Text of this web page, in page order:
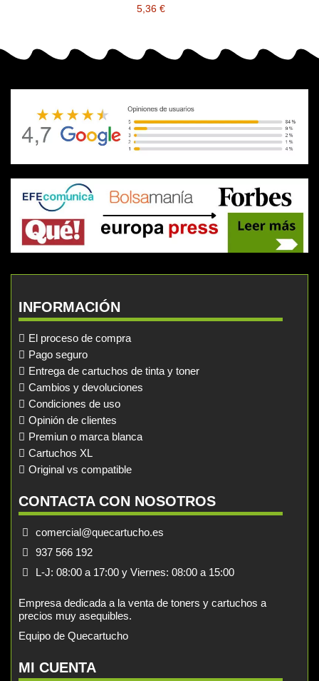
5,36 €
INFORMACIÓN
El proceso de compra
Pago seguro
Entrega de cartuchos de tinta y toner
Cambios y devoluciones
Condiciones de uso
Opinión de clientes
Premiun o marca blanca
Cartuchos XL
Original vs compatible
CONTACTA CON NOSOTROS
comercial@quecartucho.es
937 566 192
L-J: 08:00 a 17:00 y Viernes: 08:00 a 15:00
Empresa dedicada a la venta de toners y cartuchos a
precios muy asequibles.
Equipo de Quecartucho
MI CUENTA